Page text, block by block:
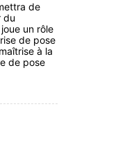
de
du
un rôle
de pose
à la
de pose